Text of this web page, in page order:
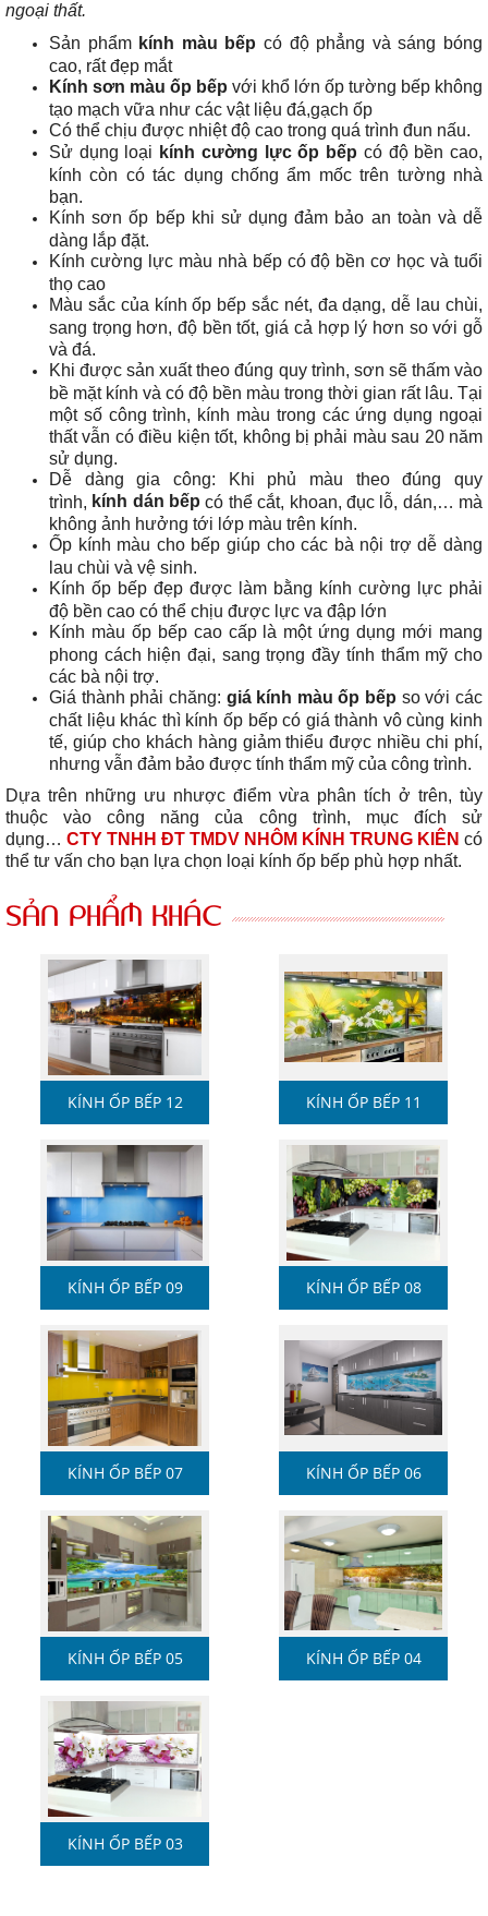
ngoại thất.
Sản phẩm kính màu bếp có độ phẳng và sáng bóng
cao, rất đẹp mắt
Kính sơn màu ốp bếp với khổ lớn ốp tường bếp không
tạo mạch vữa như các vật liệu đá,gạch ốp
Có thể chịu được nhiệt độ cao trong quá trình đun nấu.
Sử dụng loại kính cường lực ốp bếp có độ bền cao,
kính còn có tác dụng chống ẩm mốc trên tường nhà
bạn.
Kính sơn ốp bếp khi sử dụng đảm bảo an toàn và dễ
dàng lắp đặt.
Kính cường lực màu nhà bếp có độ bền cơ học và tuổi
thọ cao
Màu sắc của kính ốp bếp sắc nét, đa dạng, dễ lau chùi,
sang trọng hơn, độ bền tốt, giá cả hợp lý hơn so với gỗ
và đá.
Khi được sản xuất theo đúng quy trình, sơn sẽ thấm vào
bề mặt kính và có độ bền màu trong thời gian rất lâu. Tại
một số công trình, kính màu trong các ứng dụng ngoại
thất vẫn có điều kiện tốt, không bị phải màu sau 20 năm
sử dụng.
Dễ dàng gia công: Khi phủ màu theo đúng quy
trình, kính dán bếp có thể cắt, khoan, đục lỗ, dán,… mà
không ảnh hưởng tới lớp màu trên kính.
Ốp kính màu cho bếp giúp cho các bà nội trợ dễ dàng
lau chùi và vệ sinh.
Kính ốp bếp đẹp được làm bằng kính cường lực phải
độ bền cao có thể chịu được lực va đập lớn
Kính màu ốp bếp cao cấp là một ứng dụng mới mang
phong cách hiện đại, sang trọng đầy tính thẩm mỹ cho
các bà nội trợ.
Giá thành phải chăng: giá kính màu ốp bếp so với các
chất liệu khác thì kính ốp bếp có giá thành vô cùng kinh
tế, giúp cho khách hàng giảm thiểu được nhiều chi phí,
nhưng vẫn đảm bảo được tính thẩm mỹ của công trình.
Dựa trên những ưu nhược điểm vừa phân tích ở trên, tùy
thuộc vào công năng của công trình, mục đích sử
dụng… CTY TNHH ĐT TMDV NHÔM KÍNH TRUNG KIÊN có
thể tư vấn cho bạn lựa chọn loại kính ốp bếp phù hợp nhất.
SẢN PHẨM KHÁC
KÍNH ỐP BẾP 12 KÍNH ỐP BẾP 11
KÍNH ỐP BẾP 09 KÍNH ỐP BẾP 08
KÍNH ỐP BẾP 07 KÍNH ỐP BẾP 06
KÍNH ỐP BẾP 05 KÍNH ỐP BẾP 04
KÍNH ỐP BẾP 03